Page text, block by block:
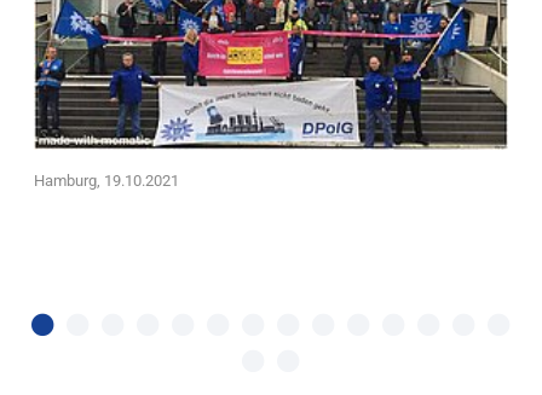
Hamburg, 19.10.2021